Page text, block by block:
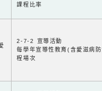
課程比率
2-7-2 宣導活動
每學年宣導性教育(含愛滋病
程場次